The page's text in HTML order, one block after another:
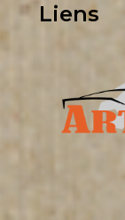
Liens